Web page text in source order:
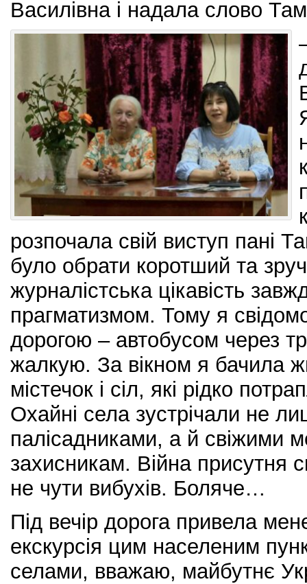
Василівна і надала слово
розпочала свій виступ пані
було обрати коротший та
журналістська цікавість
прагматизмом. Тому я
дорогою – автобусом через
жалкую. За вікном я бачила
містечок і сіл, які рідко
Охайні села зустрічали не
палісадниками, а й свіжими
захисникам. Війна присутня
не чути вибухів. Боляче…
Під вечір дорога привела
екскурсія цим населеним
селами, вважаю, майбутнє